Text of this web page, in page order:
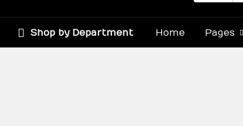
Shop by Department Home Pages